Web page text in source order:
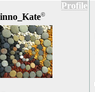
Profile
inno_Kate©